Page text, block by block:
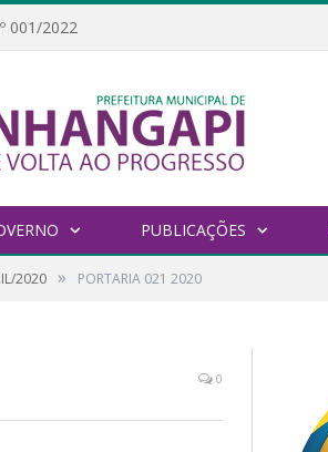
001/2022
PUBLICAÇÕES
2020 » PORTARIA 021 2020
0